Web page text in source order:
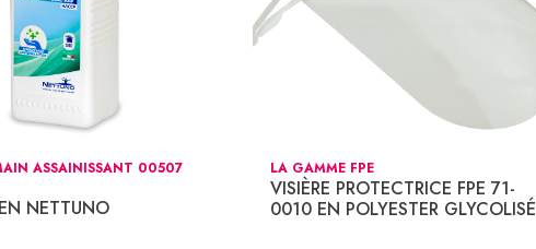
ASSAINISSANT 00507
NETTUNO
LA GAMME FPE
VISIÈRE PROTECTRICE FPE 71-
0010 EN POLYESTER GLYCOLISÉ